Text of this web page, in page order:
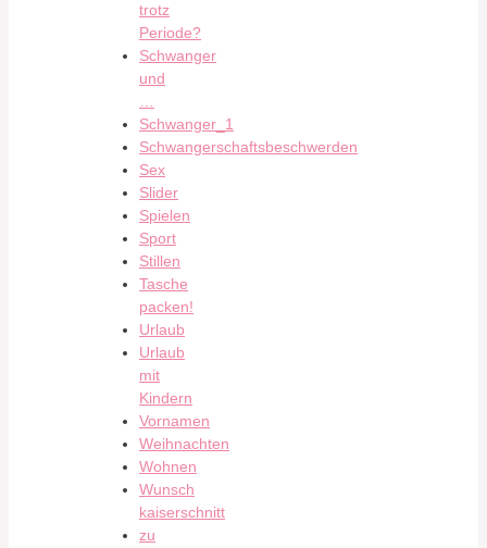
trotz
Periode?
Schwanger
und
Schwanger_1
Schwangerschaftsbeschwerden
Sex
Slider
Spielen
Sport
Stillen
Tasche
packen!
Urlaub
Urlaub
mit
Kindern
Vornamen
Weihnachten
Wohnen
Wunsch
kaiserschnitt
zu